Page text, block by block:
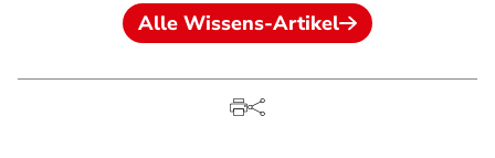
Alle Wissens-Artikel